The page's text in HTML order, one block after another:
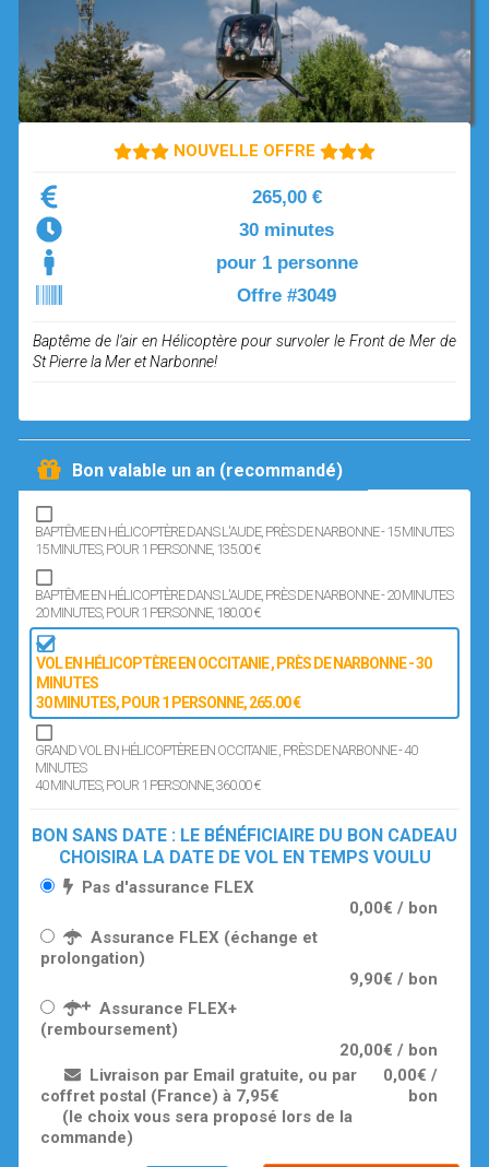
OPEN SUBMENU (SIMULATEUR)
SIMULATEUR
OPEN SUBMENU (DRÔNE)
DRÔNE
NOUVELLE OFFRE
265,00 €
30 minutes
pour 1 personne
Offre #3049
Baptême de l'air en Hélicoptère pour survoler le Front de Mer de
St Pierre la Mer et Narbonne!
Bon valable un an (recommandé)
BAPTÊME EN HÉLICOPTÈRE DANS L'AUDE, PRÈS DE NARBONNE - 15 MINUTES
15 MINUTES, POUR 1 PERSONNE, 135.00 €
BAPTÊME EN HÉLICOPTÈRE DANS L'AUDE, PRÈS DE NARBONNE - 20 MINUTES
20 MINUTES, POUR 1 PERSONNE, 180.00 €
VOL EN HÉLICOPTÈRE EN OCCITANIE , PRÈS DE NARBONNE - 30
MINUTES
30 MINUTES, POUR 1 PERSONNE, 265.00 €
GRAND VOL EN HÉLICOPTÈRE EN OCCITANIE , PRÈS DE NARBONNE - 40
MINUTES
40 MINUTES, POUR 1 PERSONNE, 360.00 €
BON SANS DATE : LE BÉNÉFICIAIRE DU BON CADEAU
CHOISIRA LA DATE DE VOL EN TEMPS VOULU
Pas d'assurance FLEX
0,00€ / bon
Assurance FLEX (échange et
prolongation)
9,90€ / bon
Assurance FLEX+
(remboursement)
20,00€ / bon
Livraison par Email gratuite, ou par
coffret postal (France) à 7,95€
(le choix vous sera proposé lors de la
commande)
0,00€ /
bon